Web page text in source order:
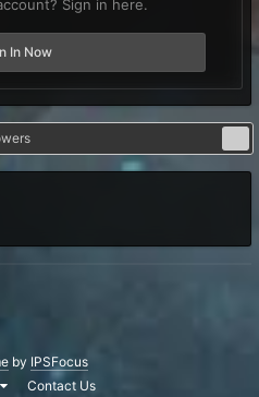
Sign in here.
In Now
by IPSFocus
Contact Us